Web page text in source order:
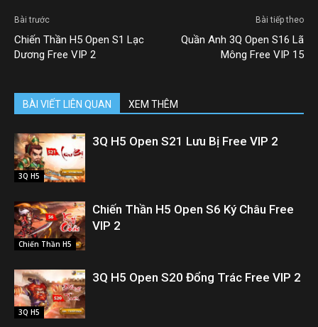
Bài trước
Chiến Thần H5 Open S1 Lạc
Dương Free VIP 2
Bài tiếp theo
Quần Anh 3Q Open S16 Lã
Mông Free VIP 15
BÀI VIẾT LIÊN QUAN XEM THÊM
3Q H5
3Q H5 Open S21 Lưu Bị Free VIP 2
Chiến Thần H5
Chiến Thần H5 Open S6 Ký Châu Free
VIP 2
3Q H5
3Q H5 Open S20 Đổng Trác Free VIP 2